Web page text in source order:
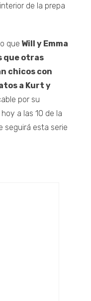
de la prepa
que Will y Emma
que otras
chicos con
a Kurt y
por su
a las 10 de la
seguirá esta serie